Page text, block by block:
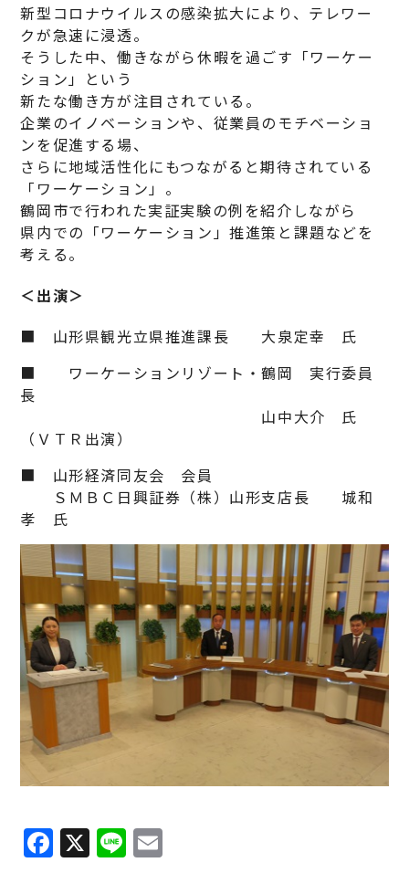
新型コロナウイルスの感染拡大により、テレワー
クが急速に浸透。
そうした中、働きながら休暇を過ごす「ワーケー
ション」という
新たな働き方が注目されている。
企業のイノベーションや、従業員のモチベーショ
ンを促進する場、
さらに地域活性化にもつながると期待されている
「ワーケーション」。
鶴岡市で行われた実証実験の例を紹介しながら
県内での「ワーケーション」推進策と課題などを
考える。
＜出演＞
■ 山形県観光立県推進課長 大泉定幸 氏
■ ワーケーションリゾート・鶴岡 実行委員
長
山中大介 氏
（ＶＴＲ出演）
■ 山形経済同友会 会員
ＳＭＢＣ日興証券（株）山形支店長 城和
孝 氏
Facebook
X Line